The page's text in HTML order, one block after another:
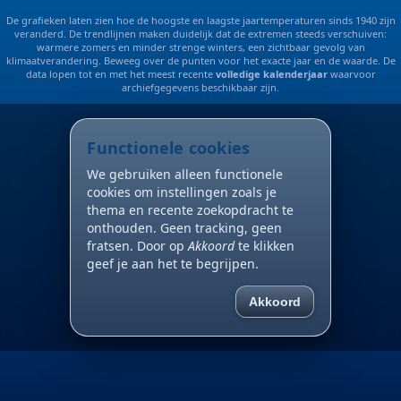
De grafieken laten zien hoe de hoogste en laagste jaartemperaturen sinds 1940 zijn
veranderd. De trendlijnen maken duidelijk dat de extremen steeds verschuiven:
warmere zomers en minder strenge winters, een zichtbaar gevolg van
klimaatverandering. Beweeg over de punten voor het exacte jaar en de waarde. De
data lopen tot en met het meest recente volledige kalenderjaarwaarvoor
archiefgegevens beschikbaar zijn.
Functionele cookies
We gebruiken alleen functionele
cookies om instellingen zoals je
thema en recente zoekopdracht te
onthouden. Geen tracking, geen
fratsen. Door opAkkoordte klikken
geef je aan het te begrijpen.
Akkoord